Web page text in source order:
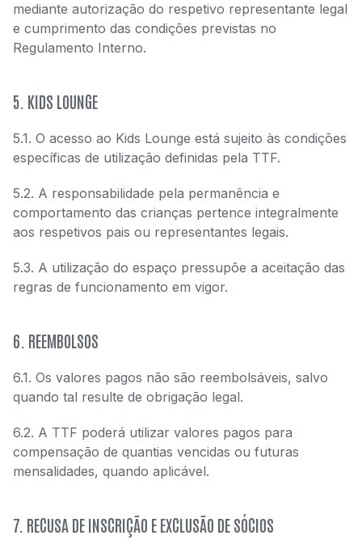
mediante autorização do respetivo representante legal
e cumprimento das condições previstas no
Regulamento Interno.
5. KIDS LOUNGE
5.1. O acesso ao Kids Lounge está sujeito às condições
específicas de utilização definidas pela TTF.
5.2. A responsabilidade pela permanência e
comportamento das crianças pertence integralmente
aos respetivos pais ou representantes legais.
5.3. A utilização do espaço pressupõe a aceitação das
regras de funcionamento em vigor.
6. REEMBOLSOS
6.1. Os valores pagos não são reembolsáveis, salvo
quando tal resulte de obrigação legal.
6.2. A TTF poderá utilizar valores pagos para
compensação de quantias vencidas ou futuras
mensalidades, quando aplicável.
7. RECUSA DE INSCRIÇÃO E EXCLUSÃO DE SÓCIOS